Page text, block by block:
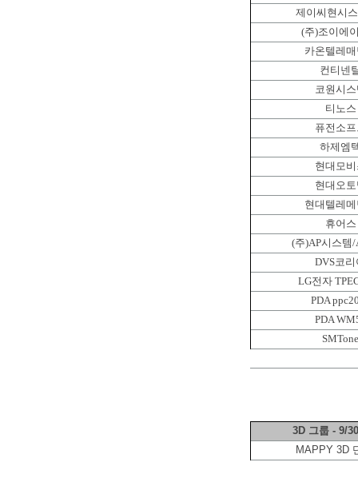
제이씨현시
(주)조이에
카온텔레
컨티넨
코원시
티노스
퓨전소
하제엠
현대모
현대오
현대텔레
휴어스
(주)AP시스템/
DVS코리
LG전자
PDA
PDA
SMTone
3D 그룹 - 9/
MAPPY 3D